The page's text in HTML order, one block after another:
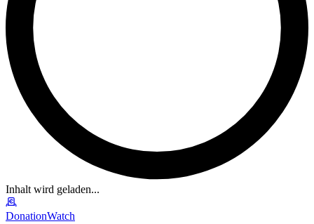
Inhalt wird geladen...
DonationWatch